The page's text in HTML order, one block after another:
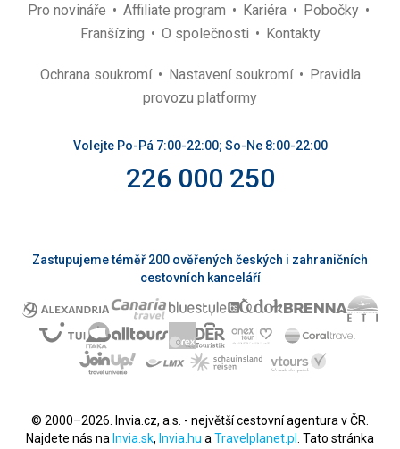
Pro novináře Affiliate program Kariéra
Pobočky
Franšízing
O společnosti Kontakty
Ochrana soukromí Nastavení soukromí
Pravidla
provozu platformy
Volejte Po-Pá 7:00-22:00; So-Ne 8:00-22:00
226 000 250
Zastupujeme téměř 200 ověřených českých i zahraničních
cestovních kanceláří
© 2000–2026. Invia.cz, a.s. - největší cestovní agentura v ČR.
Najdete nás na Invia.sk, Invia.hu a Travelplanet.pl . Tato stránka